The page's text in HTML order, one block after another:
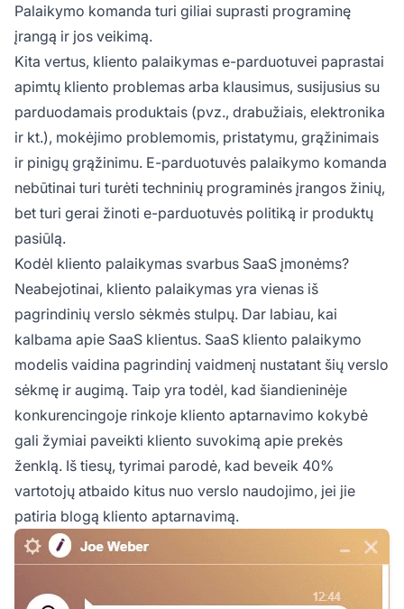
Palaikymo komanda turi giliai suprasti programinę
įrangą ir jos veikimą.
Kita vertus, kliento palaikymas e-parduotuvei paprastai
apimtų kliento problemas arba klausimus, susijusius su
parduodamais produktais (pvz., drabužiais, elektronika
ir kt.), mokėjimo problemomis, pristatymu, grąžinimais
ir pinigų grąžinimu. E-parduotuvės palaikymo komanda
nebūtinai turi turėti techninių programinės įrangos žinių,
bet turi gerai žinoti e-parduotuvės politiką ir produktų
pasiūlą.
Kodėl kliento palaikymas svarbus SaaS įmonėms?
Neabejotinai, kliento palaikymas yra vienas iš
pagrindinių verslo sėkmės stulpų. Dar labiau, kai
kalbama apie SaaS klientus. SaaS kliento palaikymo
modelis vaidina pagrindinį vaidmenį nustatant šių verslo
sėkmę ir augimą. Taip yra todėl, kad šiandieninėje
konkurencingoje rinkoje kliento aptarnavimo kokybė
gali žymiai paveikti kliento suvokimą apie prekės
ženklą. Iš tiesų, tyrimai parodė, kad beveik 40%
vartotojų atbaido kitus nuo verslo naudojimo, jei jie
patiria blogą kliento aptarnavimą.